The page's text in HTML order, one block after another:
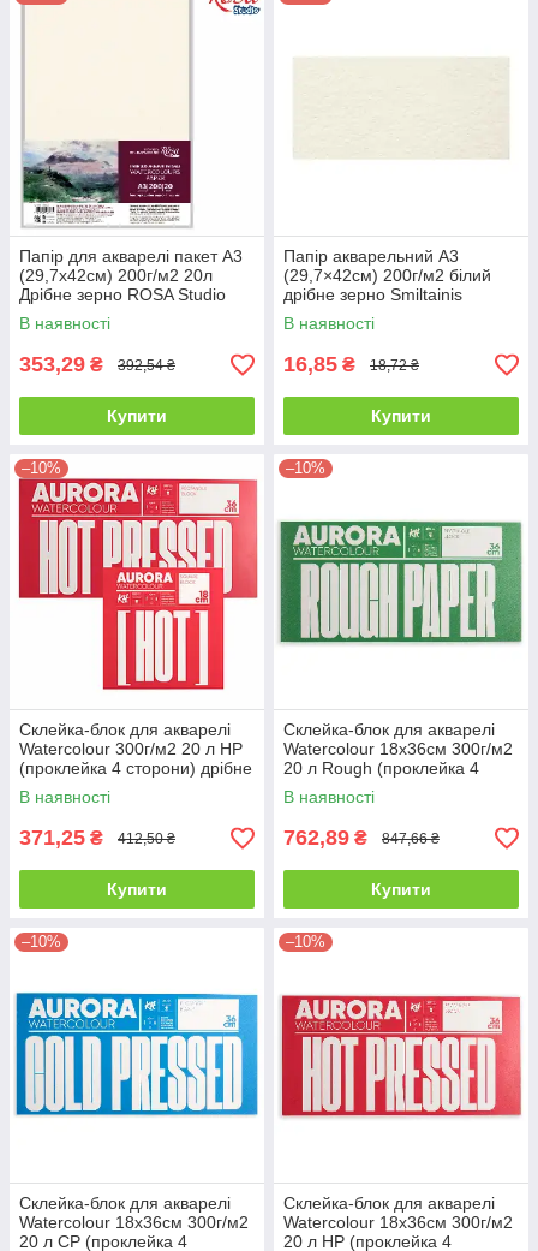
Папір для акварелі пакет А3
(29,7х42см) 200г/м2 20л
Дрібне зерно ROSA Studio
В наявності
353,29 ₴ 392,54 ₴
Купити
Папір акварельний А3
(29,7×42см) 200г/м2 білий
дрібне зерно Smiltainis
В наявності
16,85 ₴ 18,72 ₴
Купити
–10%
Склейка-блок для акварелі
Watercolour 300г/м2 20 л HP
(проклейка 4 сторони) дрібне
зерно Aurora
В наявності
371,25 ₴ 412,50 ₴
Купити
–10%
Склейка-блок для акварелі
Watercolour 18х36см 300г/м2
20 л Rough (проклейка 4
сторони) крупне зерно Aurora
В наявності
762,89 ₴ 847,66 ₴
Купити
–10%
Склейка-блок для акварелі
Watercolour 18х36см 300г/м2
20 л CP (проклейка 4
–10%
Склейка-блок для акварелі
Watercolour 18х36см 300г/м2
20 л HP (проклейка 4